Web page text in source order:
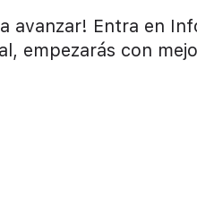
avanzar! Entra en
empezarás con